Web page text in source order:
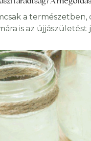
a természetben,
is az újjászületést
az éjszakák,
az első
biológiai
megterhelést ró.
a tavaszi
és megoldási